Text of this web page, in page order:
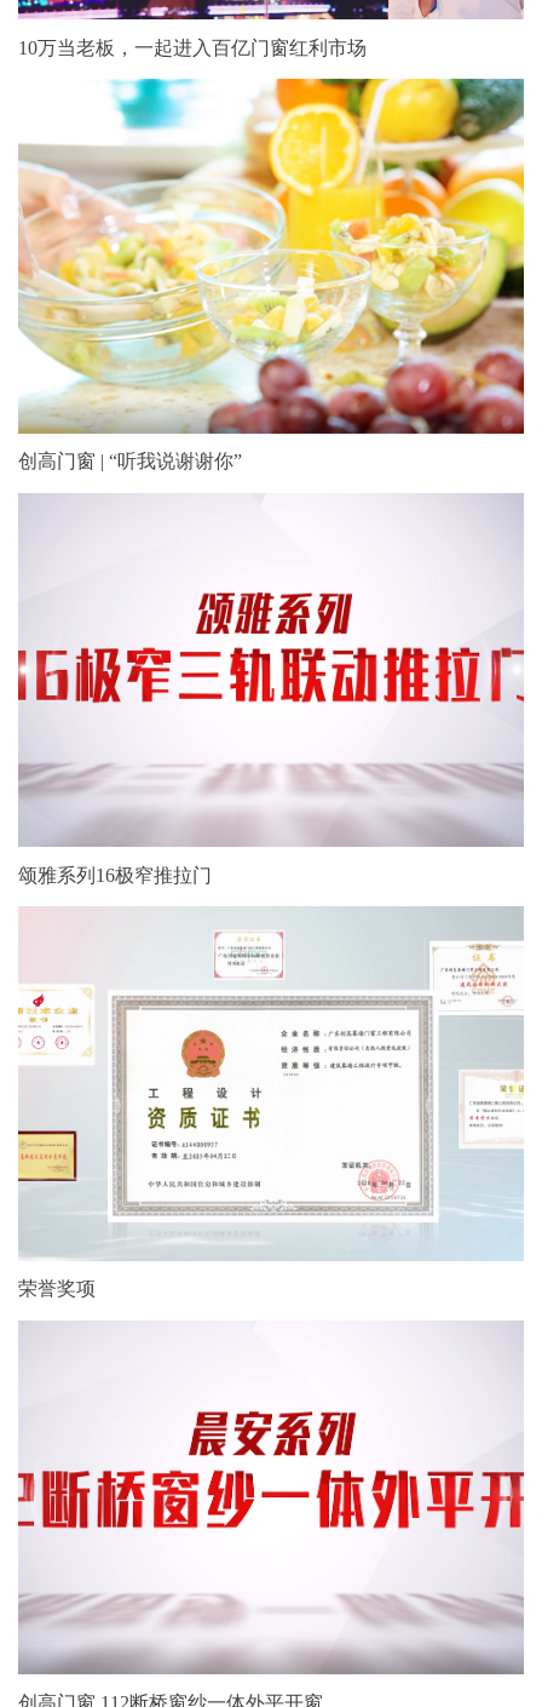
10万当老板，一起进入百亿门窗红利市场
创高门窗 | “听我说谢谢你”
颂雅系列16极窄推拉门
荣誉奖项
创高门窗 112断桥窗纱一体外平开窗